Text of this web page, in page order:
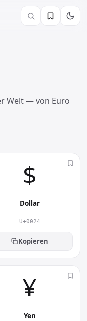
Welt — von Euro
$︎
Dollar
U+0024
Kopieren
¥︎
Yen